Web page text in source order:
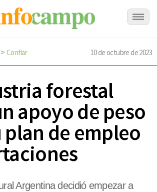
Confiar 10 de octubre de 2023
forestal
apoyo de peso
plan de empleo
Argentina decidió empezar a